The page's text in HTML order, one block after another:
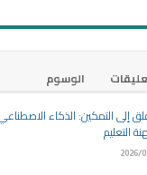
الوسوم
إلى التمكين: الذكاء الاصطناعي
التعليم
2026/